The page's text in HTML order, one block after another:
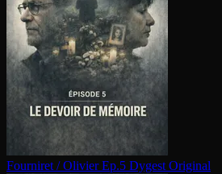
Fourniret / Olivier Ep.5 Dygest Original